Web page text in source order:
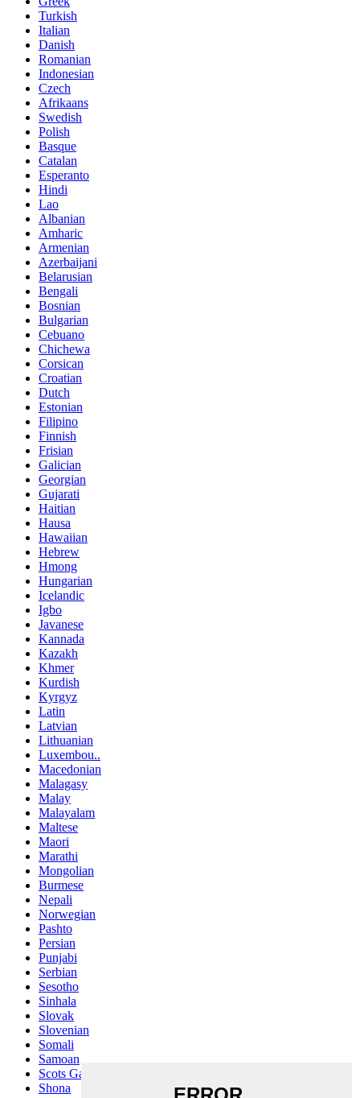
Turkish
Italian
Danish
Romanian
Indonesian
Czech
Afrikaans
Swedish
Polish
Basque
Catalan
Esperanto
Hindi
Lao
Albanian
Amharic
Armenian
Azerbaijani
Belarusian
Bengali
Bosnian
Bulgarian
Cebuano
Chichewa
Corsican
Croatian
Dutch
Estonian
Filipino
Finnish
Frisian
Galician
Georgian
Gujarati
Haitian
Hausa
Hawaiian
Hebrew
Hmong
Hungarian
Icelandic
Igbo
Javanese
Kannada
Kazakh
Khmer
Kurdish
Kyrgyz
Latin
Latvian
Lithuanian
Luxembou..
Macedonian
Malagasy
Malay
Malayalam
Maltese
Maori
Marathi
Mongolian
Burmese
Nepali
Norwegian
Pashto
Persian
Punjabi
Serbian
Sesotho
Sinhala
Slovak
Slovenian
Somali
Samoan
Scots Gaelic
Shona